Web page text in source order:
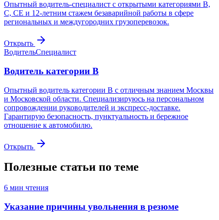
Опытный водитель-специалист с открытыми категориями B,
C, CE и 12-летним стажем безаварийной работы в сфере
региональных и междугородних грузоперевозок.
Открыть
ВодительСпециалист
Водитель категории B
Опытный водитель категории B с отличным знанием Москвы
и Московской области. Специализируюсь на персональном
сопровождении руководителей и экспресс-доставке.
Гарантирую безопасность, пунктуальность и бережное
отношение к автомобилю.
Открыть
Полезные статьи по теме
6 мин чтения
Указание причины увольнения в резюме